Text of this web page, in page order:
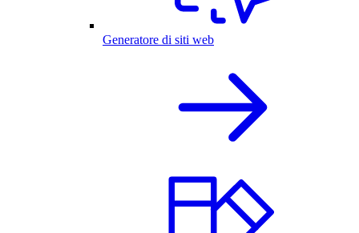
Generatore di siti web